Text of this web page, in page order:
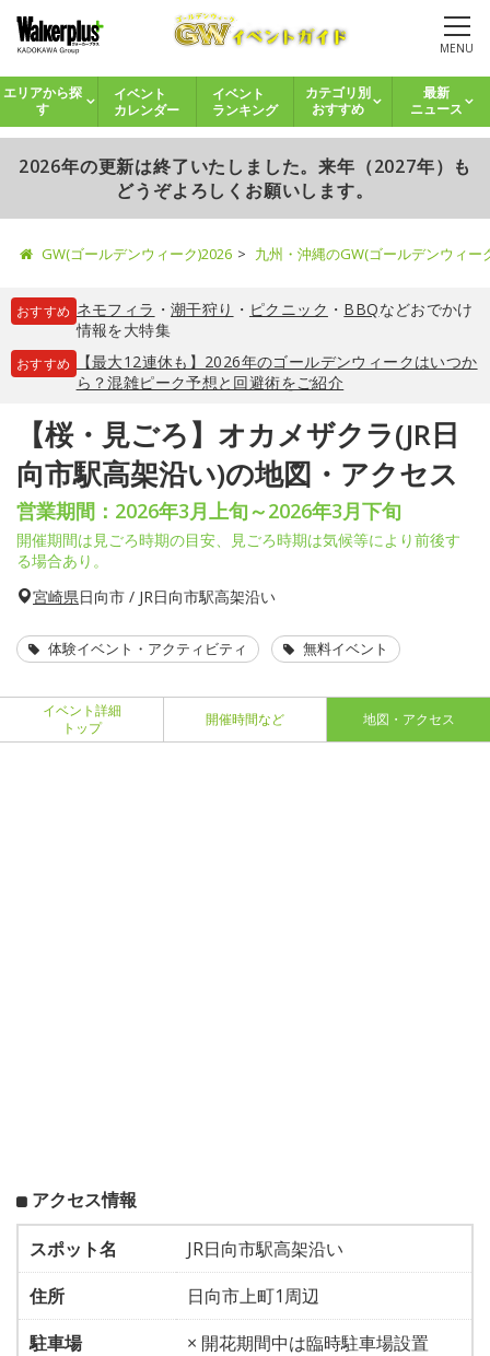
MENU
エリアから探
す
イベント
カレンダー
イベント
ランキング
カテゴリ別
おすすめ
最新
ニュース
2026年の更新は終了いたしました。来年（2027年）も
どうぞよろしくお願いします。
GW(ゴールデンウィーク)2026 九州・沖縄のGW(ゴールデンウィ
おすすめ ネモフィラ ・ 潮干狩り ・ ピクニック ・ BBQなどおでかけ
情報を大特集
おすすめ
【最大12連休も】2026年のゴールデンウィークはいつか
ら？混雑ピーク予想と回避術をご紹介
【桜・見ごろ】オカメザクラ(JR日
向市駅高架沿い)の地図・アクセス
営業期間：2026年3月上旬～2026年3月下旬
開催期間は見ごろ時期の目安、見ごろ時期は気候等により前後す
る場合あり。
宮崎県日向市 / JR日向市駅高架沿い
体験イベント・アクティビティ 無料イベント
イベント詳細
トップ
開催時間など 地図・アクセス
アクセス情報
スポット名
JR日向市駅高架沿い
住所
日向市上町1周辺
駐車場
× 開花期間中は臨時駐車場設置